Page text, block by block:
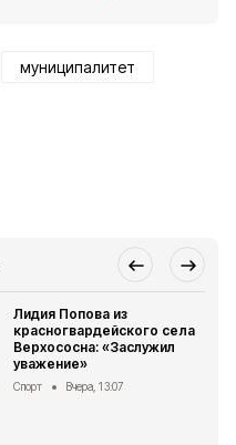
муниципалитет
Лидия Попова из
красногвардейского села
Верхососна: «Заслужил
уважение»
Спорт Вчера, 13:07